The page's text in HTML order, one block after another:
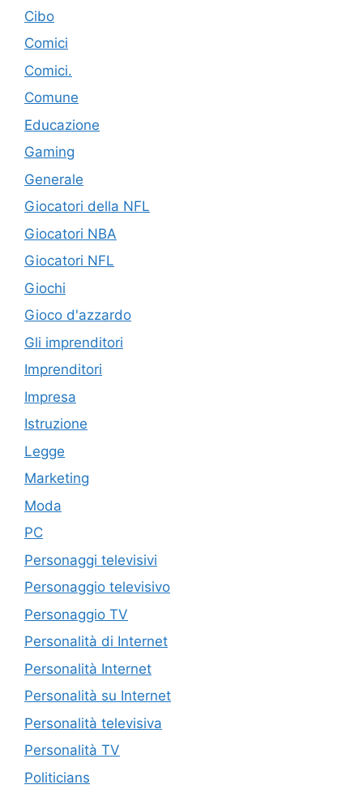
Cibo
Comici
Comici.
Comune
Educazione
Gaming
Generale
Giocatori della NFL
Giocatori NBA
Giocatori NFL
Giochi
Gioco d'azzardo
Gli imprenditori
Imprenditori
Impresa
Istruzione
Legge
Marketing
Moda
PC
Personaggi televisivi
Personaggio televisivo
Personaggio TV
Personalità di Internet
Personalità Internet
Personalità su Internet
Personalità televisiva
Personalità TV
Politicians